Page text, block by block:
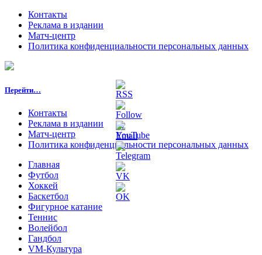
Контакты
Реклама в издании
Матч-центр
Политика конфиденциальности персональных данных
Перейти…
Контакты
Реклама в издании
Матч-центр
Политика конфиденциальности персональных данных
Главная
Футбол
Хоккей
Баскетбол
Фигурное катание
Теннис
Волейбол
Гандбол
VM-Культура